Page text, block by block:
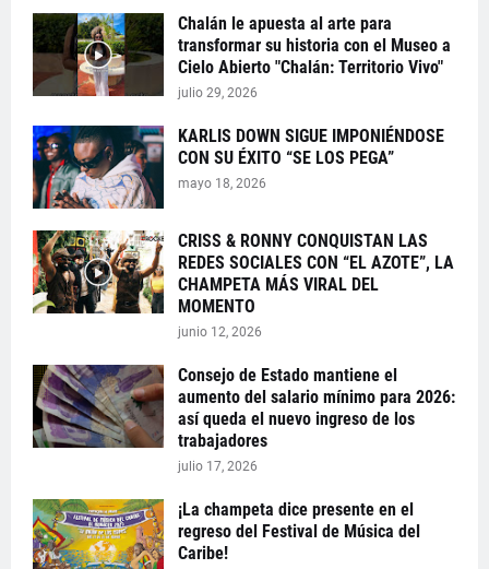
Chalán le apuesta al arte para
transformar su historia con el Museo a
Cielo Abierto "Chalán: Territorio Vivo"
julio 29, 2026
KARLIS DOWN SIGUE IMPONIÉNDOSE
CON SU ÉXITO “SE LOS PEGA”
mayo 18, 2026
CRISS & RONNY CONQUISTAN LAS
REDES SOCIALES CON “EL AZOTE”, LA
CHAMPETA MÁS VIRAL DEL
MOMENTO
junio 12, 2026
Consejo de Estado mantiene el
aumento del salario mínimo para 2026:
así queda el nuevo ingreso de los
trabajadores
julio 17, 2026
¡La champeta dice presente en el
regreso del Festival de Música del
Caribe!